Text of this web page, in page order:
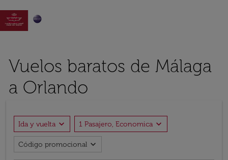

Vuelos baratos de Málaga
a Orlando
Ida y vuelta expand_more 1 Pasajero, Economica expand_more
Código promocional expand_more